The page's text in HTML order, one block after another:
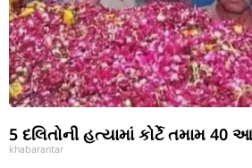
5 દલિતોની હત્યામાં કોર્ટે તમામ 40
khabarantar